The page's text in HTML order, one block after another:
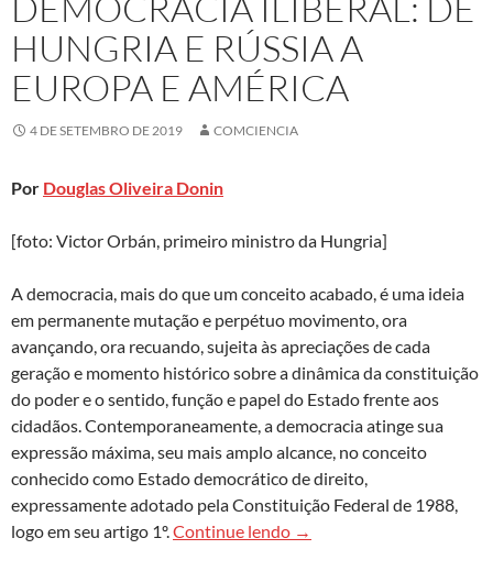
HUNGRIA E RÚSSIA A
EUROPA E AMÉRICA
4 DE SETEMBRO DE 2019 COMCIENCIA
Por Douglas Oliveira Donin
[foto: Victor Orbán, primeiro ministro da Hungria]
A democracia, mais do que um conceito acabado, é uma ideia
em permanente mutação e perpétuo movimento, ora
avançando, ora recuando, sujeita às apreciações de cada
geração e momento histórico sobre a dinâmica da constituição
do poder e o sentido, função e papel do Estado frente aos
cidadãos. Contemporaneamente, a democracia atinge sua
expressão máxima, seu mais amplo alcance, no conceito
conhecido como Estado democrático de direito,
expressamente adotado pela Constituição Federal de 1988,
logo em seu artigo 1º.Continue lendo Democracia iliberal: de
→